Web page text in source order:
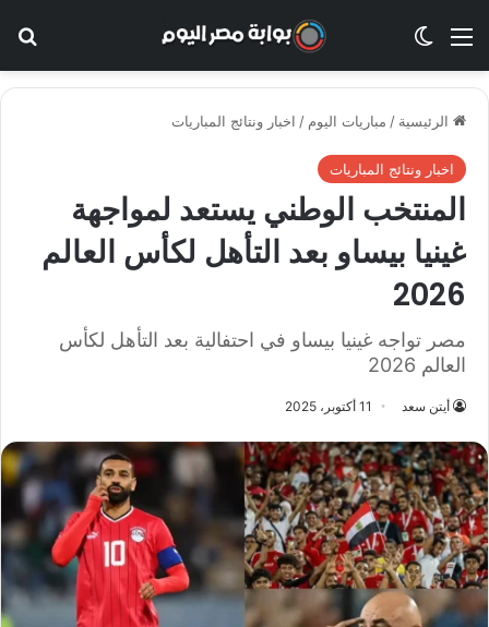
القائمة الوضع المظلم
الرئيسية / مباريات اليوم / اخبار ونتائج المباريات
اخبار ونتائج المباريات
المنتخب الوطني يستعد لمواجهة
غينيا بيساو بعد التأهل لكأس العالم
2026
مصر تواجه غينيا بيساو في احتفالية بعد التأهل لكأس
العالم 2026
أيتن سعد 11 أكتوبر، 2025